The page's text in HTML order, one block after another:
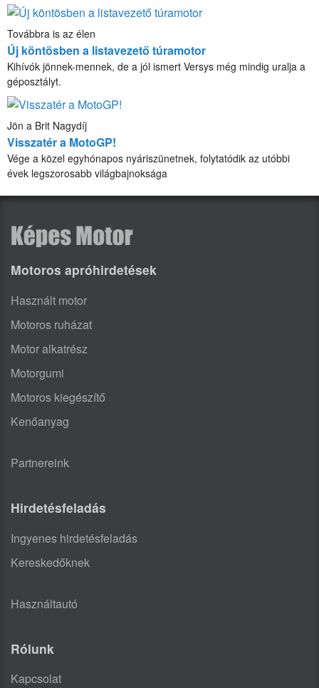
Továbbra is az élen
Új köntösben a listavezető túramotor
Kihívók jönnek-mennek, de a jól ismert Versys még mindig uralja a
géposztályt.
Jön a Brit Nagydíj
Visszatér a MotoGP!
Vége a közel egyhónapos nyáriszünetnek, folytatódik az utóbbi
évek legszorosabb világbajnoksága
Motoros apróhirdetések
Használt motor
Motoros ruházat
Motor alkatrész
Motorgumi
Motoros kiegészítő
Kenőanyag
Partnereink
Hirdetésfeladás
Ingyenes hirdetésfeladás
Kereskedőknek
Használtautó
Rólunk
Kapcsolat